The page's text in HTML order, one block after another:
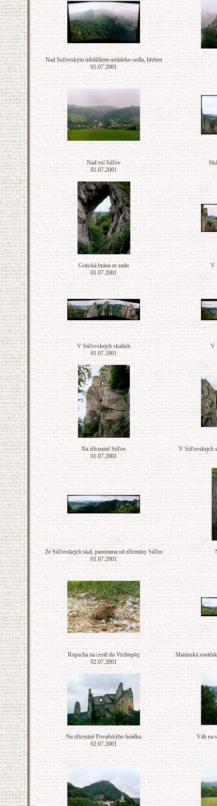
Nad Suľovským údolíčkem nedaleko sedla, hřeben
01.07.2001
Nad vsí Súľov
01.07.2001
Gotická brána ze zadu
01.07.2001
V
V Súľovskejch skalách
01.07.2001
V
Na zřícenině Súľov
01.07.2001
V Súľovskejch
Ze Súľovskejch skal, panorama od zříceniny Súľov
01.07.2001
Ropucha na cestě do Vrchteplej
02.07.2001
Manínská
Na zřícenině Považskýho hrádku
02.07.2001
Váh na